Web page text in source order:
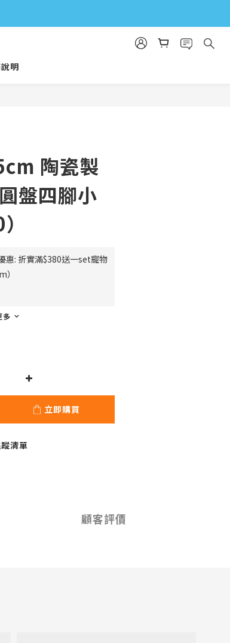
明
陶瓷製
盤四腳小
惠: 折實滿$380送一set寵物
多
立即購買
清單
顧客評價